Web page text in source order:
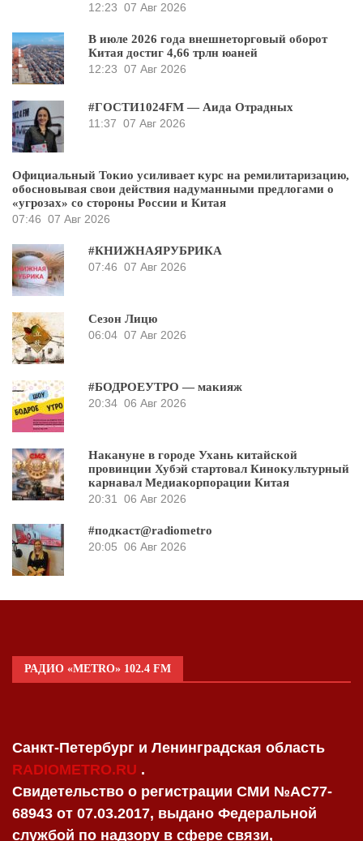
12:23 07 Авг 2026
В июле 2026 года внешнеторговый оборот
Китая достиг 4,66 трлн юаней
12:23 07 Авг 2026
#ГОСТИ1024FM — Аида Отрадных
11:37 07 Авг 2026
Официальный Токио усиливает курс на ремилитаризацию,
обосновывая свои действия надуманными предлогами о
«угрозах» со стороны России и Китая
07:46 07 Авг 2026
#КНИЖНАЯРУБРИКА
07:46 07 Авг 2026
Сезон Лицю
06:04 07 Авг 2026
#БОДРОЕУТРО — макияж
20:34 06 Авг 2026
Накануне в городе Ухань китайской
провинции Хубэй стартовал Кинокультурный
карнавал Медиакорпорации Китая
20:31
06 Авг 2026
#подкаст@radiometro
20:05 06 Авг 2026
РАДИО «METRO» 102.4 FM
Санкт-Петербург и Ленинградская область
RADIOMETRO.RU .
Свидетельство о регистрации СМИ №AC77-
68943 от 07.03.2017, выдано Федеральной
службой по надзору в сфере связи,